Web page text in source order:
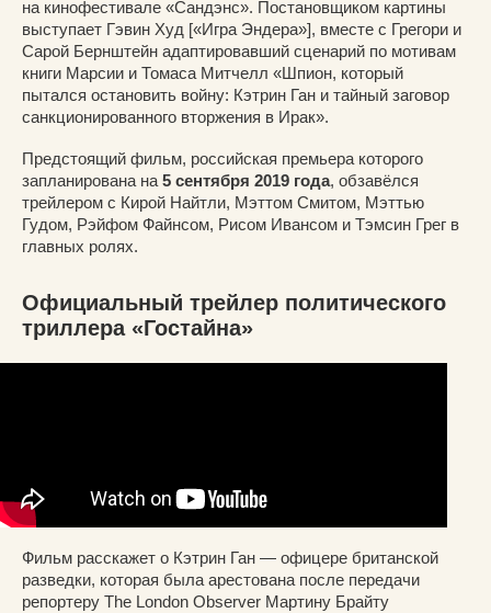
на кинофестивале «Сандэнс». Постановщиком картины
выступает Гэвин Худ [«Игра Эндера»], вместе с Грегори и
Сарой Бернштейн адаптировавший сценарий по мотивам
книги Марсии и Томаса Митчелл «Шпион, который
пытался остановить войну: Кэтрин Ган и тайный заговор
санкционированного вторжения в Ирак».
Предстоящий фильм, российская премьера которого
запланирована на 5 сентября 2019 года, обзавёлся
трейлером с Кирой Найтли, Мэттом Смитом, Мэттью
Гудом, Рэйфом Файнсом, Рисом Ивансом и Тэмсин Грег в
главных ролях.
Официальный трейлер политического
триллера «Гостайна»
Фильм расскажет о Кэтрин Ган — офицере британской
разведки, которая была арестована после передачи
репортеру The London Observer Мартину Брайту